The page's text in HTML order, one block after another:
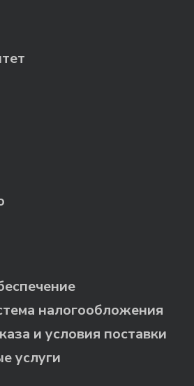
налогообложения
и условия поставки
услуги